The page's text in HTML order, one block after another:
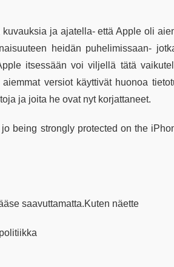
ja ajatella- että Apple oli
heidän puhelimissaan-
itsessään voi viljellä tätä
versiot käyttivät huonoa
ja joita he ovat nyt korjattaneet.
being strongly protected on the
saavuttamatta.Kuten näette